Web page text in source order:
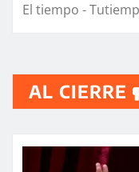
El tiempo -
AL CIERRE